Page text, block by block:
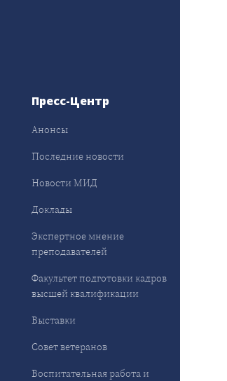
Пресс-Центр
Анонсы
Последние новости
Новости МИД
Доклады
Экспертное мнение
преподавателей
Факультет подготовки кадров
высшей квалификации
Выставки
Совет ветеранов
Воспитательная работа и